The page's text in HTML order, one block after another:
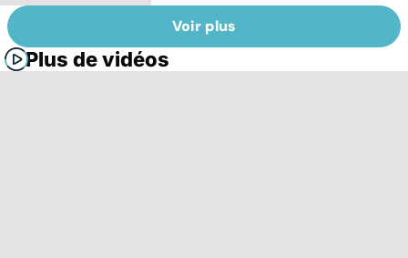
Voir plus
Plus de vidéos